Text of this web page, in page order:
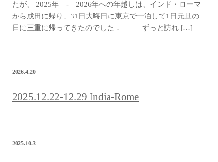
たが、 2025年 - 2026年への年越しは、インド・ローマ
から成田に帰り、31日大晦日に東京で一泊して1日元旦の
日に三重に帰ってきたのでした． ずっと訪れ […]
2026.4.20
2025.12.22-12.29 India-Rome
2025.10.3